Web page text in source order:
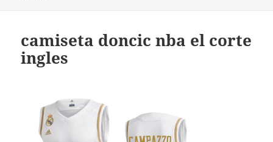
camiseta doncic nba el corte
ingles